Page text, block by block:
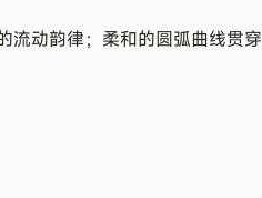
流动韵律；柔和的圆弧曲线贯穿